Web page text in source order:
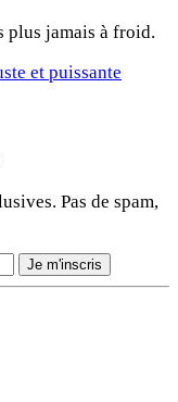
plus jamais à froid.
et puissante
Pas de spam,
Je m'inscris